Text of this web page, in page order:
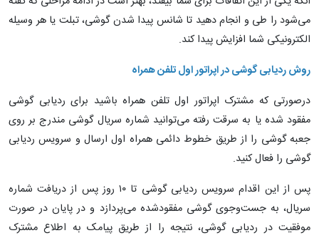
می‌شود را طی و انجام دهید تا شانس پیدا شدن گوشی، تبلت یا هر وسیله
الکترونیکی شما افزایش پیدا کند.
روش ردیابی گوشی در اپراتور اول تلفن همراه
درصورتی که مشترک اپراتور اول تلفن همراه باشید برای ردیابی گوشی
مفقود شده یا به سرقت رفته می‌توانید شماره سریال گوشی مندرج بر روی
جعبه گوشی را از طریق خطوط دائمی همراه اول ارسال و سرویس ردیابی
گوشی را فعال کنید.
پس از این اقدام سرویس ردیابی گوشی تا ۱۰ روز پس از دریافت شماره
سریال، به جست‌وجوی گوشی مفقودشده می‌پردازد و در پایان در صورت
موفقیت در ردیابی گوشی، نتیجه را از طریق پیامک به اطلاع مشترک